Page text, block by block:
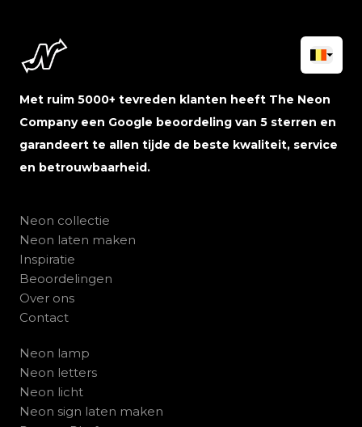
Met ruim 5000+ tevreden klanten heeft The Neon
Company een Google beoordeling van 5 sterren en
garandeert te allen tijde de beste kwaliteit, service
en betrouwbaarheid.
Neon collectie
Neon laten maken
Inspiratie
Beoordelingen
Over ons
Contact
Neon lamp
Neon letters
Neon licht
Neon sign laten maken